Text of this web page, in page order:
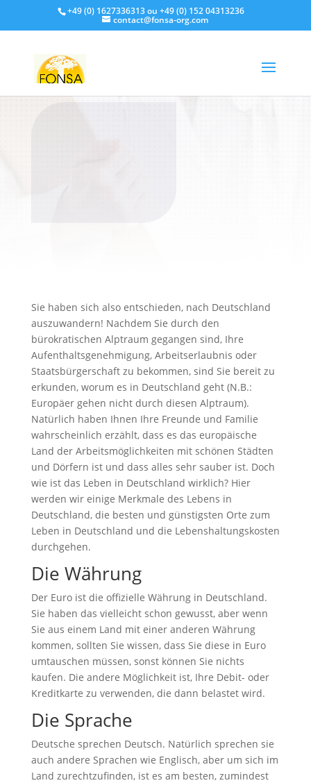
+49 (0) 1627336313 ou +49 (0) 152 04313236
contact@fonsa-org.com
Sie haben sich also entschieden, nach Deutschland
auszuwandern! Nachdem Sie durch den
bürokratischen Alptraum gegangen sind, Ihre
Aufenthaltsgenehmigung, Arbeitserlaubnis oder
Staatsbürgerschaft zu bekommen, sind Sie bereit zu
erkunden, worum es in Deutschland geht (N.B.:
Europäer gehen nicht durch diesen Alptraum).
Natürlich haben Ihnen Ihre Freunde und Familie
wahrscheinlich erzählt, dass es das europäische
Land der Arbeitsmöglichkeiten mit schönen Städten
und Dörfern ist und dass alles sehr sauber ist. Doch
wie ist das Leben in Deutschland wirklich? Hier
werden wir einige Merkmale des Lebens in
Deutschland, die besten und günstigsten Orte zum
Leben in Deutschland und die Lebenshaltungskosten
durchgehen.
Die Währung
Der Euro ist die offizielle Währung in Deutschland.
Sie haben das vielleicht schon gewusst, aber wenn
Sie aus einem Land mit einer anderen Währung
kommen, sollten Sie wissen, dass Sie diese in Euro
umtauschen müssen, sonst können Sie nichts
kaufen. Die andere Möglichkeit ist, Ihre Debit- oder
Kreditkarte zu verwenden, die dann belastet wird.
Die Sprache
Deutsche sprechen Deutsch. Natürlich sprechen sie
auch andere Sprachen wie Englisch, aber um sich im
Land zurechtzufinden, ist es am besten, zumindest